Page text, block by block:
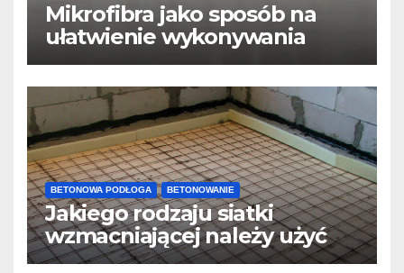
Mikrofibra jako sposób na
ułatwienie wykonywania
posadzek betonowych i
konstrukcji
BETONOWA PODŁOGA BETONOWANIE
Jakiego rodzaju siatki
wzmacniającej należy użyć
do wylewek podłogowych?